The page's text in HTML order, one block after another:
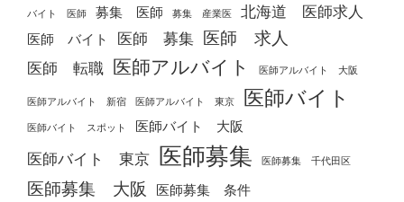
バイト 医師 募集 医師 募集 産業医 北海道 医師求人
医師 バイト 医師 募集 医師 求人
医師 転職 医師アルバイト 医師アルバイト 大阪
医師アルバイト 新宿 医師アルバイト 東京 医師バイト
医師バイト スポット 医師バイト 大阪
医師バイト 東京 医師募集 医師募集 千代田区
医師募集 大阪 医師募集 条件